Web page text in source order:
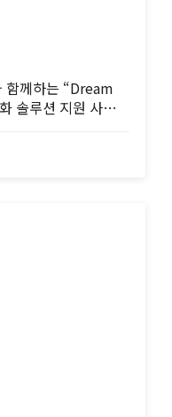
함께하는 “Dream
솔루션 지원 사업